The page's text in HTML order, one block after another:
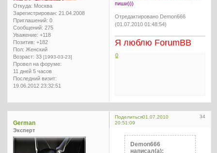
Откуда: Москва
Зарегистрирован: 21.04.2008
Приглашений: 0
Сообщений: 275
Уважение: +118
Позитив: +182
Пол: Женский
Возраст: 33 [1993-03-23]
Провел на форуме:
11 дней 5 часов
Последний визит:
19.06.2012 23:32:51
пиши)))
Отредактировано Demon666
(01.07.2010 01:48:54)
Я люблю ForumBB
0
Поделиться 34
01.07.2010
20:51:09
German
Эксперт
Demon666
написал(а):